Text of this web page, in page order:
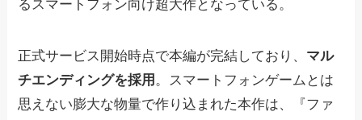
るスマートフォン向け超大作となっている。
正式サービス開始時点で本編が完結しており、 マル
チエンディングを採用 。スマートフォンゲームとは
思えない膨大な物量で作り込まれた本作は、『ファ